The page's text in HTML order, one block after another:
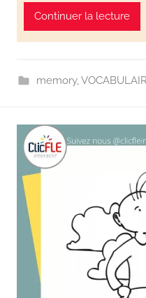
Continuer la lecture
memory,